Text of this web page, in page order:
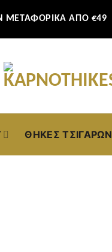
ΜΕΤΑΦΟΡΙΚΑ ΑΠΟ €49
ΘΉΚΕΣ ΤΣΙΓΆΡΩΝ